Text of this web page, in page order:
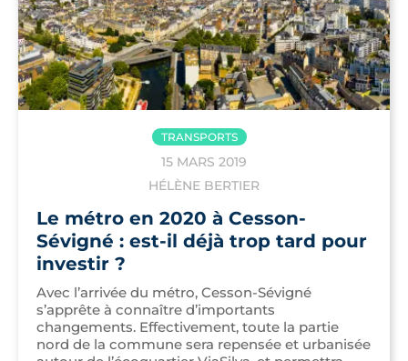
TRANSPORTS
15 MARS 2019
HÉLÈNE BERTIER
Le métro en 2020 à Cesson-
Sévigné : est-il déjà trop tard pour
investir ?
Avec l’arrivée du métro, Cesson-Sévigné
s’apprête à connaître d’importants
changements. Effectivement, toute la partie
nord de la commune sera repensée et urbanisée